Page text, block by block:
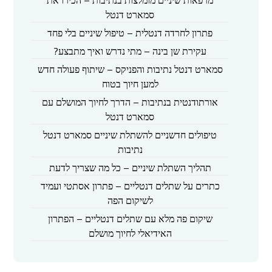
סמארט דנטל
פתרון לחרדה דנטלית – טיפול שיניים בלי פחד
עקירת שן בינה – מתי נדרש ואיך מתבצע?
סמארט דנטל נתיבות והפניקס – שיתוף פעולה חדש
למען חיוך בטוח
אורתודנטית בנתיבות – הדרך לחיוך המושלם עם
סמארט דנטל
טיפולים חדשניים להשתלת שיניים סמארט דנטל
נתיבות
תהליך השתלת שיניים – כל מה שצריך לדעת
כתרים על שתלים דנטליים – פתרון אסתטי ועמיד
לשיקום הפה
שיקום פה מלא עם שתלים דנטליים – הפתרון
האידיאלי לחיוך מושלם